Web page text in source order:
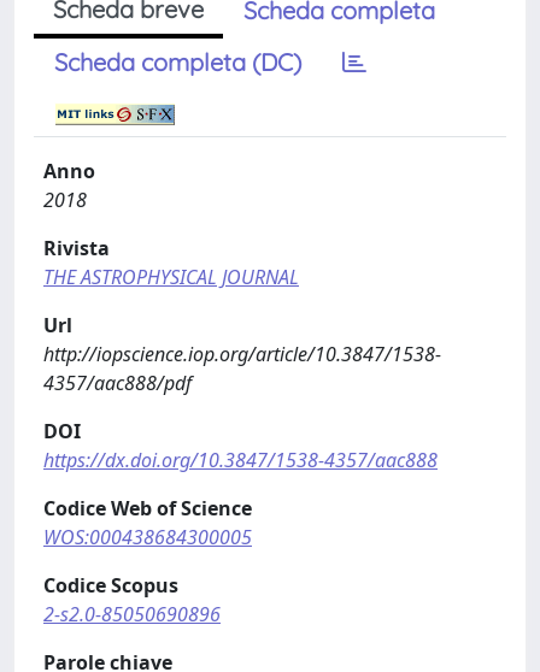
Scheda breve
Scheda completa
Scheda completa (DC)
Anno
2018
Rivista
THE ASTROPHYSICAL JOURNAL
Url
http://iopscience.iop.org/article/10.3847/1538-
4357/aac888/pdf
DOI
https://dx.doi.org/10.3847/1538-4357/aac888
Codice Web of Science
WOS:000438684300005
Codice Scopus
2-s2.0-85050690896
Parole chiave